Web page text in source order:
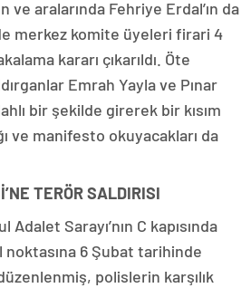
aralarında Fehriye Erdal’ın da
merkez komite üyeleri firari 4
kararı çıkarıldı. Öte
Emrah Yayla ve Pınar
bir şekilde girerek bir kısım
ve manifesto okuyacakları da
TERÖR SALDIRISI
Adalet Sarayı’nın C kapısında
6 Şubat tarihinde
polislerin karşılık